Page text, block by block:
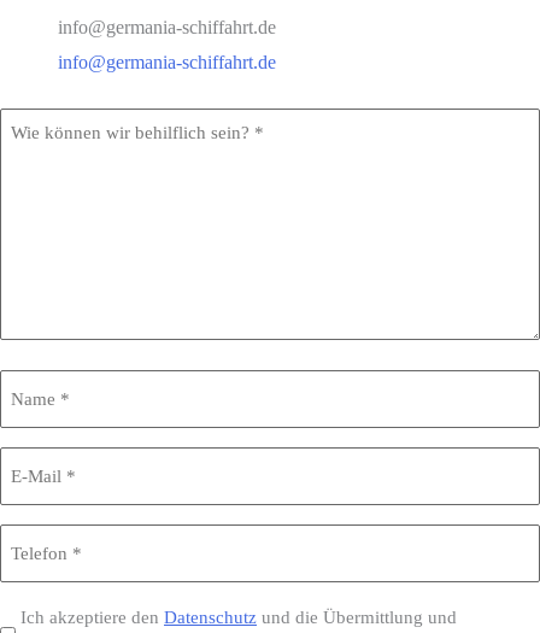
info@germania-schiffahrt.de
info@germania-schiffahrt.de
Wie
*
Mail
*
Datenschutz
Ich akzeptiere den Datenschutz und die Übermittlung und